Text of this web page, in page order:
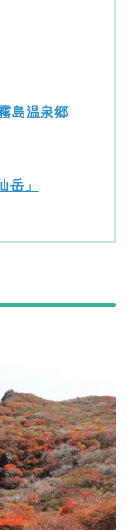
島温泉郷
岳」